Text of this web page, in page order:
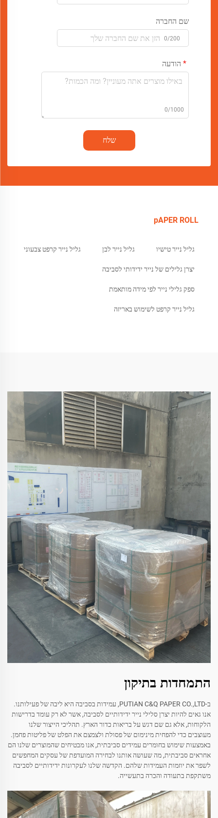
שם החברה
0/200
הודעה
0/1000
שלח
pAPER ROLL
גליל נייר טישיו גליל נייר לבן גליל נייר קרפט צבעוני
יצרן גלילים של נייר ידידותי לסביבה
ספק גלילי נייר לפי מידה מותאמת
גליל נייר קרפט לשימוש באריזה
התמחדות בתיקון
ב-PUTIAN C&Q PAPER CO.,LTD, עמידות בסביבה היא ליבה של פעילותנו.
אנו גאים להיות יצרן סלילי נייר ידידותיים לסביבה, אשר לא רק עומד בדרישות
הלקוחות, אלא גם שם דגש על בריאות כדור הארץ. תהליכי הייצור שלנו
מעוצבים כדי להפחית מינימום של פסולת ולצמצם את הפלט של פליטות פחמן.
באמצעות שימוש בחומרים עמידים סביבתית, אנו מבטיחים שהמוצרים שלנו הם
אחראים סביבתית, מה שעושה אותנו לבחירה המועדפת של עסקים המחפשים
לשפר את יוזמות העמידות שלהם. הקדשה שלנו לעקרונות ידידותיים לסביבה
משתקפת בתעודה והכרה בתעשייה.